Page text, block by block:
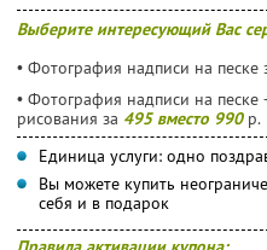
Выберите интересующий Вас
• Фотография надписи на песке
• Фотография надписи на песке
рисования за 495 вместо 990 р.
Единица услуги: одно
Вы можете купить
себя и в подарок